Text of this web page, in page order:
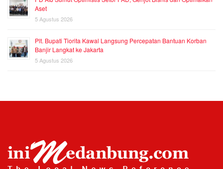
Aset
5 Agustus 2026
Plt. Bupati Tiorita Kawal Langsung Percepatan Bantuan Korban
Banjir Langkat ke Jakarta
5 Agustus 2026